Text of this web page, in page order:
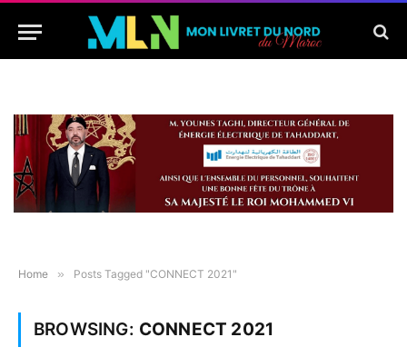
Home » Posts Tagged "CONNECT 2021"
BROWSING: CONNECT 2021